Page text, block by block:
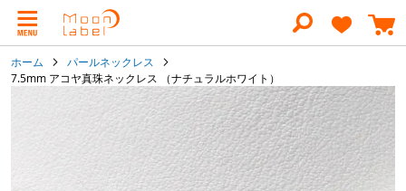
ン
ン
ス
キ
検
ホーム
パールネックレス
7.5mm アコヤ真珠ネックレス （ナチュラルホワイト）
イ